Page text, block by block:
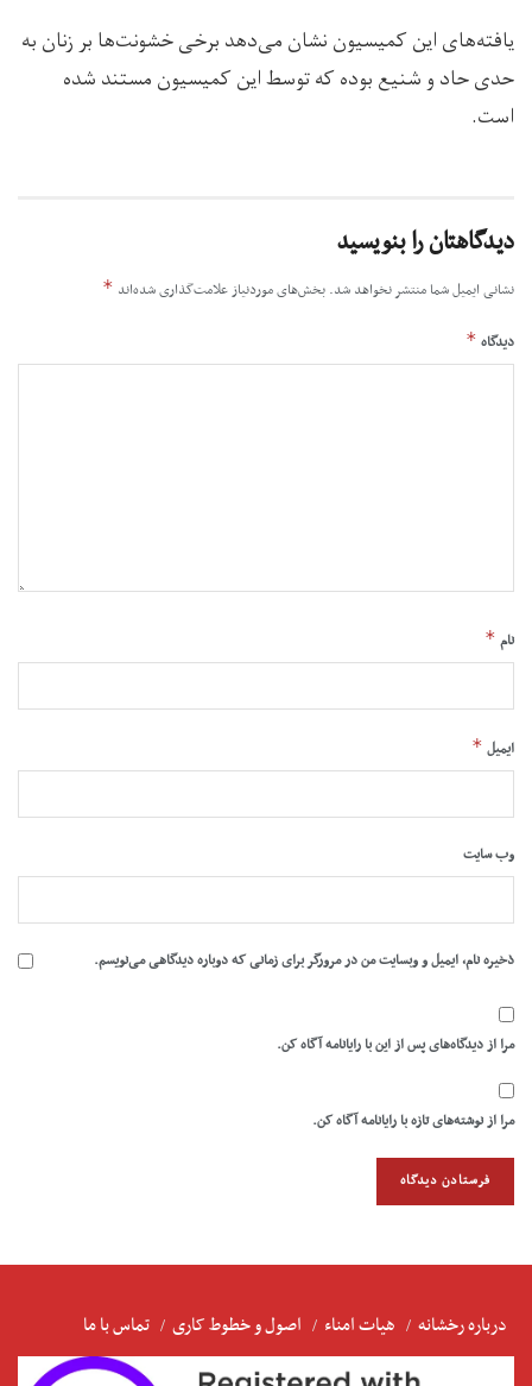
یافته‌های این کمیسیون نشان می‌دهد برخی خشونت‌ها بر زنان به
حدی حاد و شنیع بوده که توسط این کمیسیون مستند شده
است.
دیدگاهتان را بنویسید
نشانی ایمیل شما منتشر نخواهد شد. بخش‌های موردنیاز علامت‌گذاری شده‌اند *
دیدگاه *
نام *
ایمیل *
وب‌ سایت
ذخیره نام، ایمیل و وبسایت من در مرورگر برای زمانی که دوباره دیدگاهی می‌نویسم.
مرا از دیدگاه‌های پس از این با رایانامه آگاه کن.
مرا از نوشته‌های تازه با رایانامه آگاه کن.
درباره رخشانه هیات امناء اصول و خطوط کاری تماس با ما